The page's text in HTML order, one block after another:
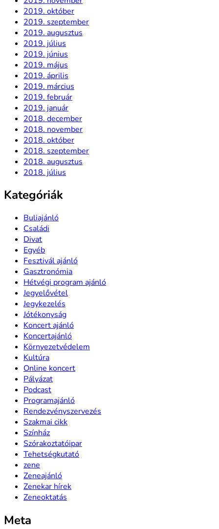
2019. október
2019. szeptember
2019. augusztus
2019. július
2019. június
2019. május
2019. április
2019. március
2019. február
2019. január
2018. december
2018. november
2018. október
2018. szeptember
2018. augusztus
2018. július
Kategóriák
Buliajánló
Családi
Divat
Egyéb
Fesztivál ajánló
Gasztronómia
Hétvégi program ajánló
Jegyelővétel
Jegykezelés
Jótékonyság
Koncert ajánló
Koncertajánló
Környezetvédelem
Kultúra
Online koncert
Pályázat
Podcast
Programajánló
Rendezvényszervezés
Szakmai cikk
Színház
Szórakoztatóipar
Tehetségkutató
zene
Zeneajánló
Zenekar hírek
Zeneoktatás
Meta